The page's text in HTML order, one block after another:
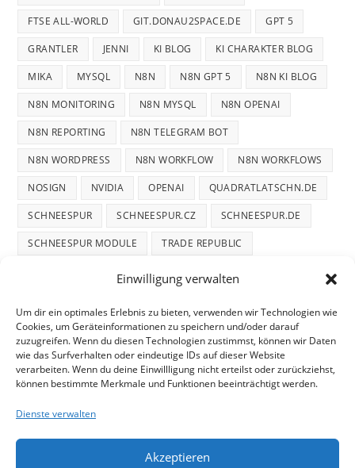
Einwilligung verwalten
Um dir ein optimales Erlebnis zu bieten, verwenden wir Technologien wie
Cookies, um Geräteinformationen zu speichern und/oder darauf
zuzugreifen. Wenn du diesen Technologien zustimmst, können wir Daten
wie das Surfverhalten oder eindeutige IDs auf dieser Website
verarbeiten. Wenn du deine Einwillligung nicht erteilst oder zurückziehst,
können bestimmte Merkmale und Funktionen beeinträchtigt werden.
Dienste verwalten
Akzeptieren
FTSE ALL-WORLD GIT.DONAU2SPACE.DE GPT 5
GRANTLER JENNI KI BLOG KI CHARAKTER BLOG
MIKA MYSQL N8N N8N GPT 5 N8N KI BLOG
N8N MONITORING N8N MYSQL N8N OPENAI
N8N REPORTING N8N TELEGRAM BOT
N8N WORDPRESS N8N WORKFLOW N8N WORKFLOWS
NOSIGN NVIDIA OPENAI QUADRATLATSCHN.DE
SCHNEESPUR SCHNEESPUR.CZ SCHNEESPUR.DE
SCHNEESPUR MODULE TRADE REPUBLIC
WINTERTRACE WINTERTRACE.COM